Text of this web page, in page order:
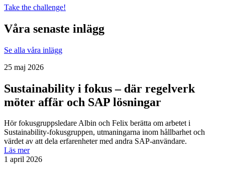
Take the challenge!
Våra senaste inlägg
Se alla våra inlägg
25 maj 2026
Sustainability i fokus – där regelverk
möter affär och SAP lösningar
Hör fokusgruppsledare Albin och Felix berätta om arbetet i
Sustainability-fokusgruppen, utmaningarna inom hållbarhet och
värdet av att dela erfarenheter med andra SAP-användare.
Läs mer
1 april 2026